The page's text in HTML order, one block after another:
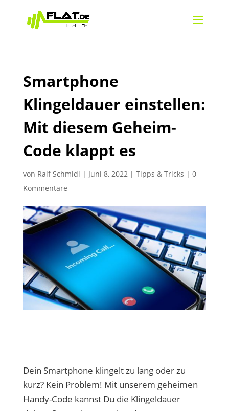
Smartphone
Klingeldauer einstellen:
Mit diesem Geheim-
Code klappt es
von Ralf Schmidl | Juni 8, 2022| Tipps & Tricks | 0
Kommentare
Dein Smartphone klingelt zu lang oder zu
kurz? Kein Problem! Mit unserem geheimen
Handy-Code kannst Du die Klingeldauer